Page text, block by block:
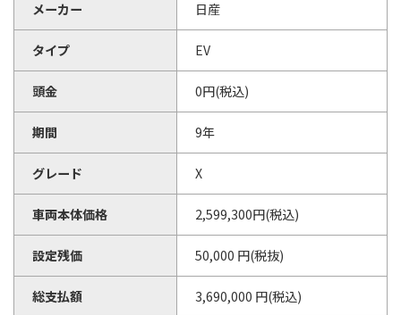
メーカー 日産
タイプ EV
頭金 0円(税込)
期間 9年
グレード X
車両本体価格 2,599,300円(税込)
設定残価 50,000 円(税抜)
総支払額 3,690,000 円(税込)